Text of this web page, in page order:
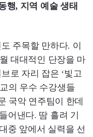
행, 지역 예술 생태
주목할 만하다. 이
대대적인 단장을 마
로 자리 잡은 ‘빛고
의 우수 수강생들
국악 연주팀이 한데
어낸다. 땀 흘려 기
중 앞에서 실력을 선